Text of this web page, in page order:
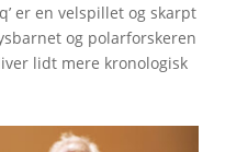
er en velspillet og skarpt
og polarforskeren
lidt mere kronologisk